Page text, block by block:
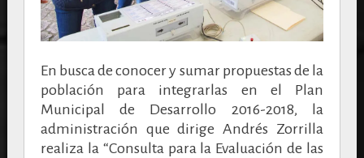
En busca de conocer y sumar propuestas de la
población para integrarlas en el Plan
Municipal de Desarrollo 2016-2018, la
administración que dirige Andrés Zorrilla
realiza la “Consulta para la Evaluación de las